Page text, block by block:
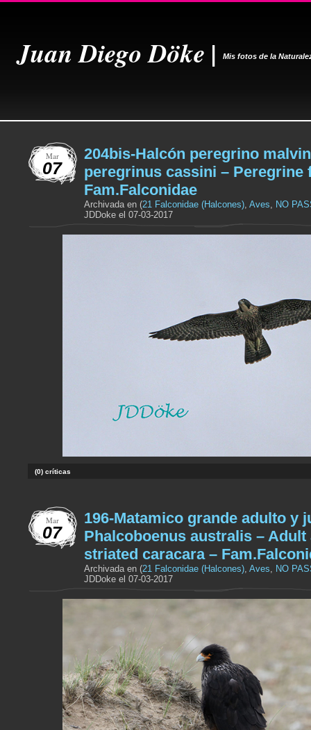
Juan Diego Döke | Mis fotos de la
Mar
07
204bis-Halcón peregrino
peregrinus cassini – Peregrine
Fam.Falconidae
Archivada en (21 Falconidae (Halcones), Aves, NO
JDDoke el 07-03-2017
(0) críticas
Mar
07
196-Matamico grande adulto y
Phalcoboenus australis – Adult
striated caracara –
Archivada en (21 Falconidae (Halcones) Aves
NO
JDDoke el 07-03-2017